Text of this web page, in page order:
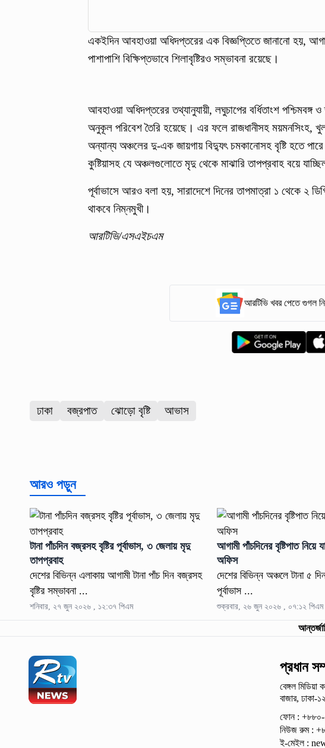
একইদিন আবহাওয়া অধিদপ্তরের এক বিজ্ঞপ্তিতে জানানো হয়,
পাশাপাশি বিক্ষিপ্তভাবে শিলাবৃষ্টিরও সম্ভাবনা রয়েছে।
আবহাওয়া অধিদপ্তরের তথ্যানুযায়ী, লঘুচাপের বর্ধিতাংশ
অনুকূল পরিবেশ তৈরি হয়েছে। এর ফলে রাজধানীসহ ময়মনসিংহ,
অন্যান্য অঞ্চলের দু-এক জায়গায় বিদ্যুৎ চমকানোসহ বৃষ্টি হতে
কুষ্টিয়াসহ যে অঞ্চলগুলোতে মৃদু থেকে মাঝারি তাপপ্রবাহ বয়ে
পূর্বাভাসে আরও বলা হয়, সারাদেশে দিনের তাপমাত্রা ১ থেকে ২
থাকবে নিম্নমুখী।
আরটিভি/এসএইচএম
আরটিভি খবর পেতে গুগল
ঢাকা বজ্রপাত ঝোড়ো বৃষ্টি আভাস
আরও পড়ুন
টানা পাঁচদিন বজ্রসহ বৃষ্টির পূর্বাভাস, ৩ জেলায় মৃদু
তাপপ্রবাহ
দেশের বিভিন্ন এলাকায় আগামী টানা পাঁচ দিন বজ্রসহ
বৃষ্টির সম্ভাবনা ...
শনিবার, ২৭ জুন ২০২৬ , ১২:৩৭ পিএম
আগামী পাঁচদিনের বৃষ্টিপাত নিয়ে
অফিস
দেশের বিভিন্ন অঞ্চলে টানা ৫
পূর্বাভাস ...
শুক্রবার, ২৬ জুন ২০২৬ , ০৭:১২ পিএম
প্রধান
বেঙ্গল
বাজার, ঢাকা-
ফোন :
নিউজ রুম :
ই-মেইল :